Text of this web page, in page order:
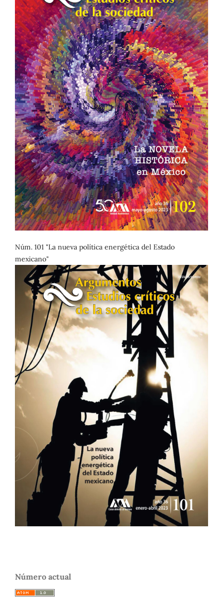
Núm. 101 "La nueva política energética del Estado
mexicano"
Número actual